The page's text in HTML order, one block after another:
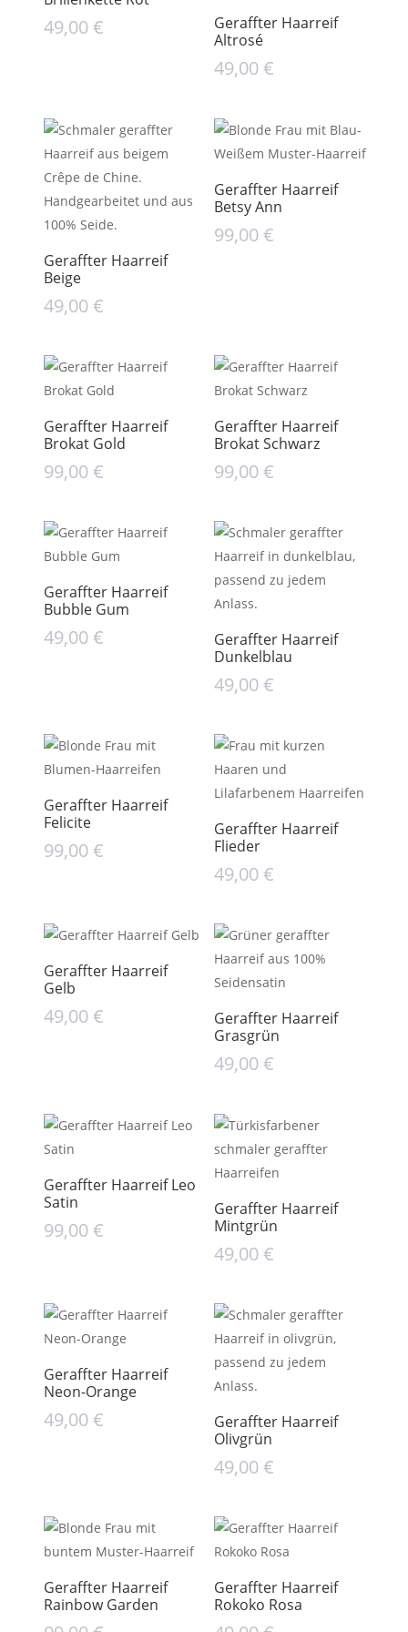
49,00€
Geraffter Haarreif
Altrosé
49,00€
Geraffter Haarreif
Beige
49,00€
Geraffter Haarreif
Betsy Ann
99,00€
Geraffter Haarreif
Brokat Gold
99,00€
Geraffter Haarreif
Brokat Schwarz
99,00€
Geraffter Haarreif
Bubble Gum
49,00€
Geraffter Haarreif
Dunkelblau
49,00€
Geraffter Haarreif
Felicite
99,00€
Geraffter Haarreif
Flieder
49,00€
Geraffter Haarreif
Gelb
49,00€
Geraffter Haarreif
Grasgrün
49,00€
Geraffter Haarreif Leo
Satin
99,00€
Geraffter Haarreif
Mintgrün
49,00€
Geraffter Haarreif
Neon-Orange
49,00€
Geraffter Haarreif
Olivgrün
49,00€
Geraffter Haarreif
Rainbow Garden
Geraffter Haarreif
Rokoko Rosa